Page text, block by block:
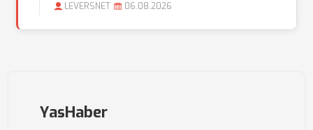
LEVERSNET 06.08.2026
YasHaber